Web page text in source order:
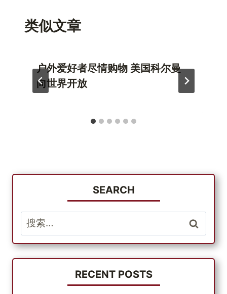
类似文章
户外爱好者尽情购物 美国科尔曼
向世界开放
SEARCH
搜
索：
RECENT POSTS